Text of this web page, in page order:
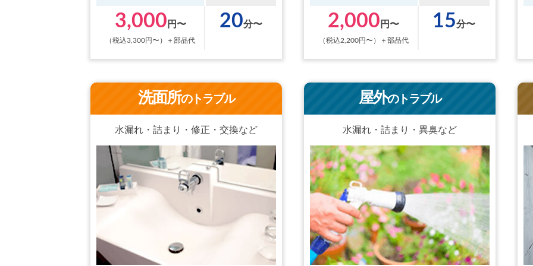
3,000 円〜
（税込3,300円〜）＋部品代
20分〜 2,000 円〜
（税込2,200円〜）＋部品代
15分〜
洗面所のトラブル
水漏れ・詰まり・修正・交換など
屋外のトラブル
水漏れ・詰まり・異臭など